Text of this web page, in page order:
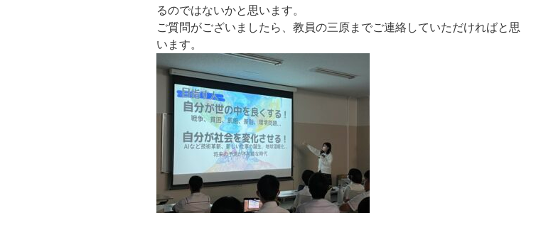
るのではないかと思います。
ご質問がございましたら、教員の三原までご連絡していただければと思
います。